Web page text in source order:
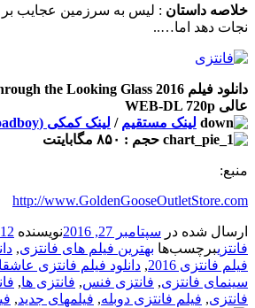
خلاصه داستان : لیس به سرزمین عجایب بر
نجات دهد اما…..
عالی WEB-DL 720p
لینک مستقیم / لینک کمکی (uploadboy)
حجم : ۸۵۰ مگابایتت
منبع:
http://www.GoldenGooseOutletStore.com
ارسال شده در سپتامبر 27, 2016 نویسنده
فانتزیبرچسب‌ها بهترین فیلم های فانتزی,
فیلم فانتزی 2016
, دانلود فیلم فانتزی
سینمای فانتزی, فانتزی فنس, فانتزی ها,
فانتزی, فیلم فانتزی دوبله, فیلمهای جدید,